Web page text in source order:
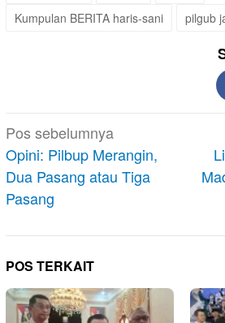
Kumpulan BERITA haris-sani
pilgub
Navigasi
pos
Pos sebelumnya
Opini: Pilbup Merangin,
Dua Pasang atau Tiga
Pasang
POS TERKAIT